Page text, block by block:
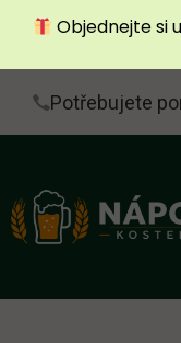
Potřebujete
Objednejte si